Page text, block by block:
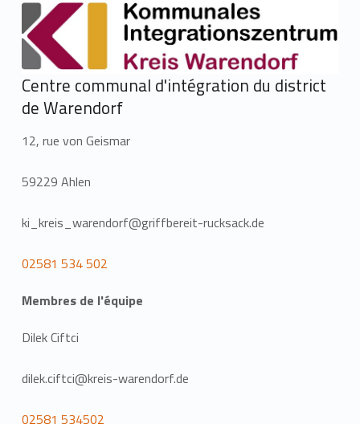
Centre communal d'intégration du district
de Warendorf
12, rue von Geismar
59229 Ahlen
ki_kreis_warendorf@griffbereit-rucksack.de
02581 534 502
Membres de l'équipe
Dilek Ciftci
dilek.ciftci@kreis-warendorf.de
02581 534502